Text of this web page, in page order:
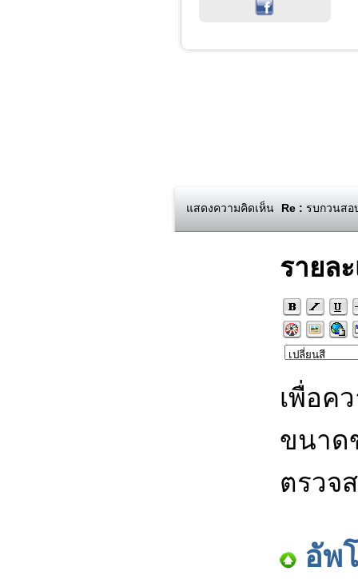
แสดงความคิดเห็น Re : รบกวนสอ
รายล
เพื่อค
ขนาด
ตรวจ
อัพ